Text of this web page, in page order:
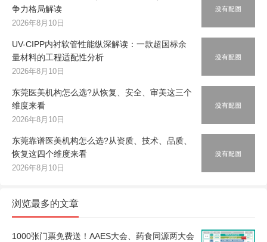
争力格局解读
2026年8月10日
UV-CIPP内衬软管性能纵深解读：一款超国标余
量材料的工程适配性分析
2026年8月10日
东莞医美机构怎么选?从恢复、安全、审美这三个
维度来看
2026年8月10日
东莞靠谱医美机构怎么选?从资质、技术、品质、
恢复这四个维度来看
2026年8月10日
浏览最多的文章
1000张门票免费送！AAES大会、药食同源两大会